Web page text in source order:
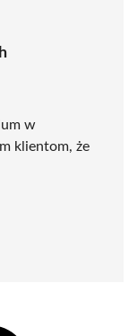
w
klientom, że